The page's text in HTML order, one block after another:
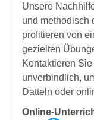
Unsere
und methodisch
profitieren von
gezielten
Kontaktieren
unverbindlich,
Datteln oder
Online-